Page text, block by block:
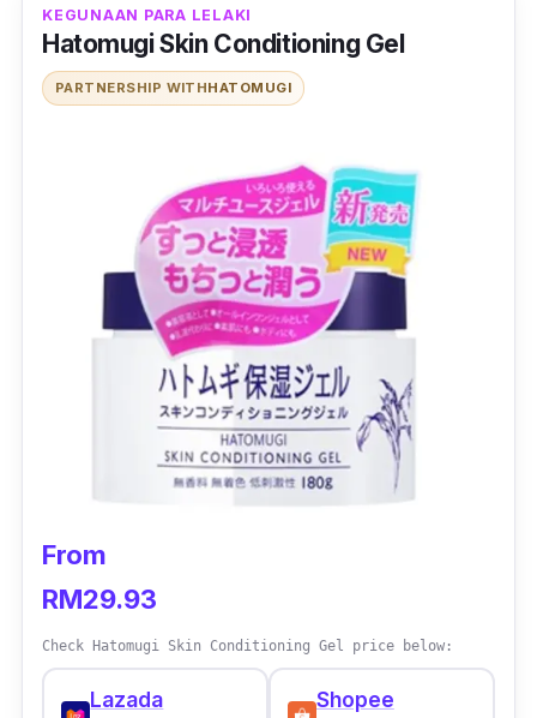
KEGUNAAN PARA LELAKI
Hatomugi Skin Conditioning Gel
PARTNERSHIP WITHHATOMUGI
From
RM29.93
Check Hatomugi Skin Conditioning Gel price below:
Lazada
Shopee